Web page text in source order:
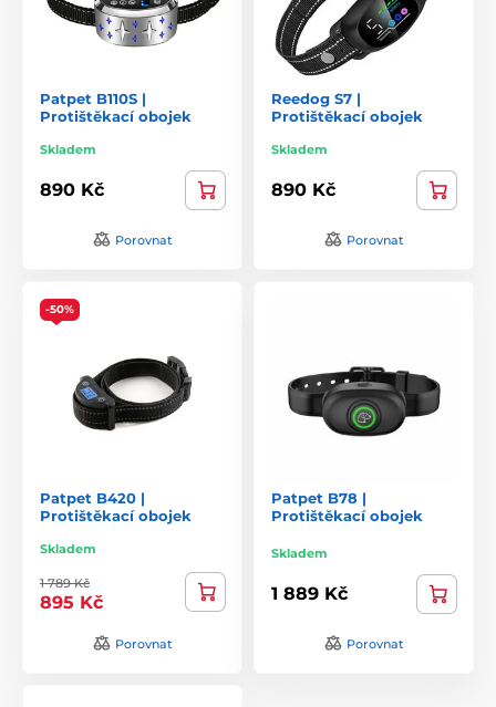
Patpet B110S |
Protištěkací obojek
Skladem
890 Kč
Porovnat
Reedog S7 |
Protištěkací obojek
Skladem
890 Kč
Porovnat
-50%
Patpet B420 |
Protištěkací obojek
Skladem
1 789 Kč
895 Kč
Porovnat
Patpet B78 |
Protištěkací obojek
Skladem
1 889 Kč
Porovnat